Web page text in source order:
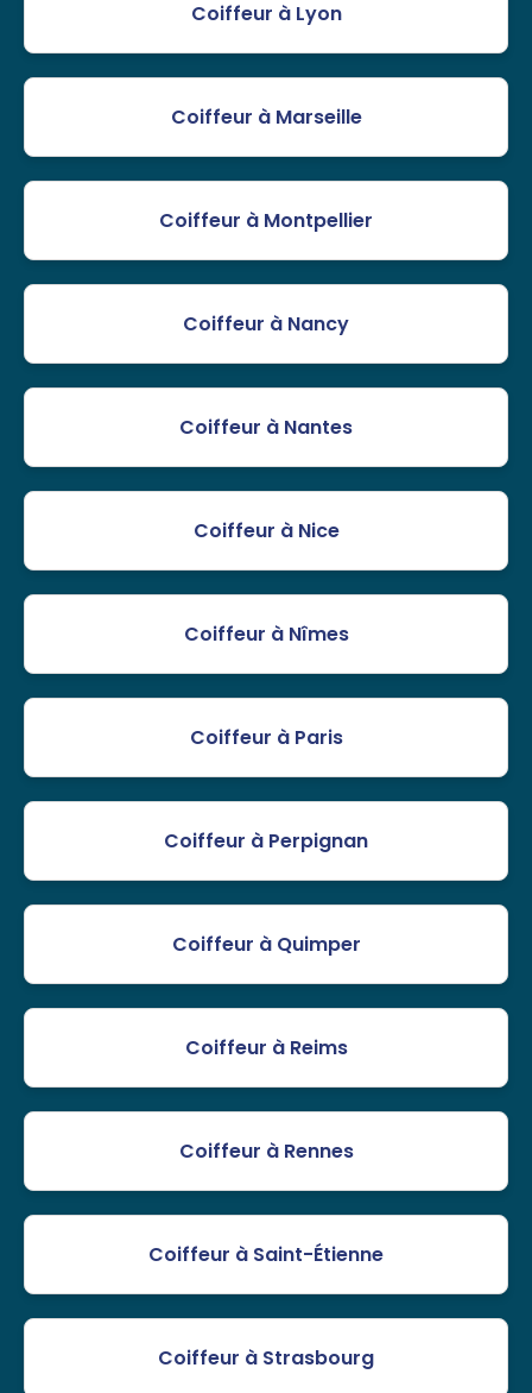
Coiffeur à Lyon
Coiffeur à Marseille
Coiffeur à Montpellier
Coiffeur à Nancy
Coiffeur à Nantes
Coiffeur à Nice
Coiffeur à Nîmes
Coiffeur à Paris
Coiffeur à Perpignan
Coiffeur à Quimper
Coiffeur à Reims
Coiffeur à Rennes
Coiffeur à Saint-Étienne
Coiffeur à Strasbourg